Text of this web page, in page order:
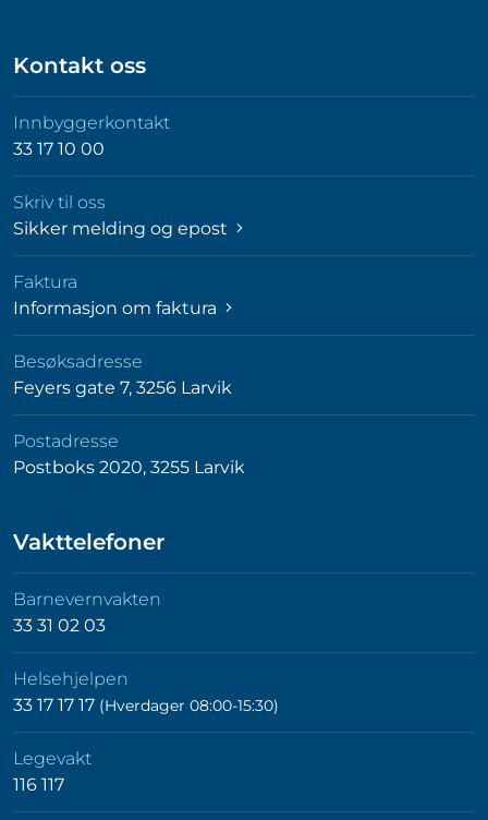
Kontakt oss
Innbyggerkontakt
33 17 10 00
Skriv til oss
Sikker melding og epost
Faktura
Informasjon om faktura
Besøksadresse
Feyers gate 7, 3256 Larvik
Postadresse
Postboks 2020, 3255 Larvik
Vakttelefoner
Barnevernvakten
33 31 02 03
Helsehjelpen
33 17 17 17 (Hverdager 08:00-15:30)
Legevakt
116 117